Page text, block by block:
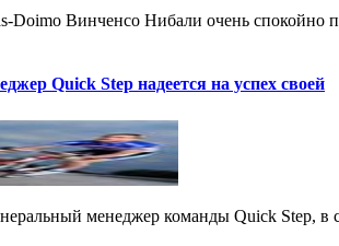
Doimo Винченсо Нибали очень спокойно
Quick Step надеется на успех своей
менеджер команды Quick Step, в